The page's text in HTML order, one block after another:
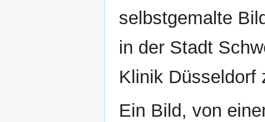
selbstgemalte
in der Stadt
Klinik Düsseldorf
Ein Bild, von